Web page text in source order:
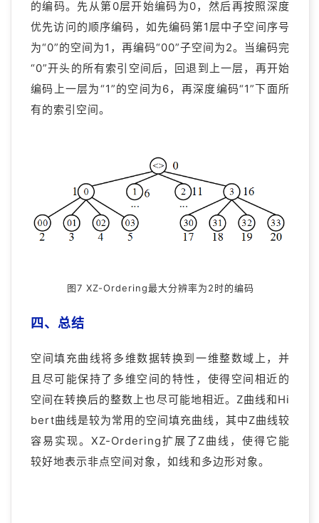
的编码。先从第0层开始编码为0，然后再按照深度
优先访问的顺序编码，如先编码第1层中子空间序号
为“0”的空间为1，再编码“00”子空间为2。当编码完
“0”开头的所有索引空间后，回退到上一层，再开始
编码上一层为“1”的空间为6，再深度编码“1”下面所
有的索引空间。
图7 XZ-Ordering最大分辨率为2时的编码
四、总结
空间填充曲线将多维数据转换到一维整数域上，并
且尽可能保持了多维空间的特性，使得空间相近的
空间在转换后的整数上也尽可能地相近。Z曲线和Hi
bert曲线是较为常用的空间填充曲线，其中Z曲线较
容易实现。XZ-Ordering扩展了Z曲线，使得它能
较好地表示非点空间对象，如线和多边形对象。